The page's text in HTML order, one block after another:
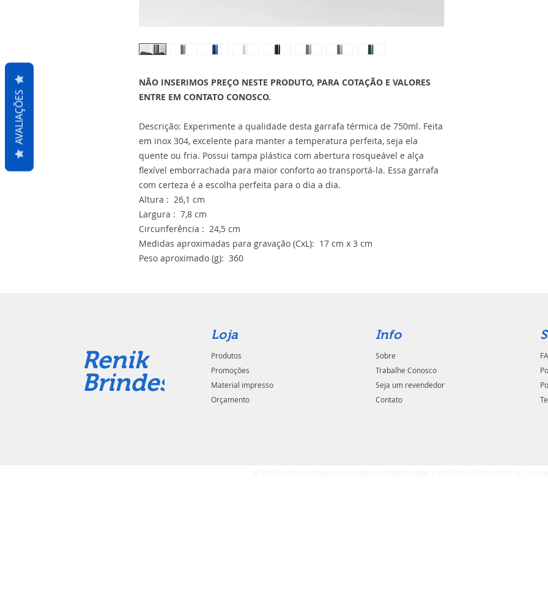
NÃO INSERIMOS PREÇO NESTE PRODUTO, PARA COTAÇÃO E VALORES
ENTRE EM CONTATO CONOSCO.
Descrição: Experimente a qualidade desta garrafa térmica de 750ml. Feita
em inox 304, excelente para manter a temperatura perfeita, seja ela
quente ou fria. Possui tampa plástica com abertura rosqueável e alça
flexível emborrachada para maior conforto ao transportá-la. Essa garrafa
com certeza é a escolha perfeita para o dia a dia.
Altura : 26,1 cm
Largura : 7,8 cm
Circunferência : 24,5 cm
Medidas aproximadas para gravação (CxL): 17 cm x 3 cm
Peso aproximado (g): 360
Renik
Brindes
Loja
Produtos
Promoções
Material impresso
Orçamento
Info
Sobre
Trabalhe Conosco
Seja um revendedor
Contato
AVALIAÇÕES